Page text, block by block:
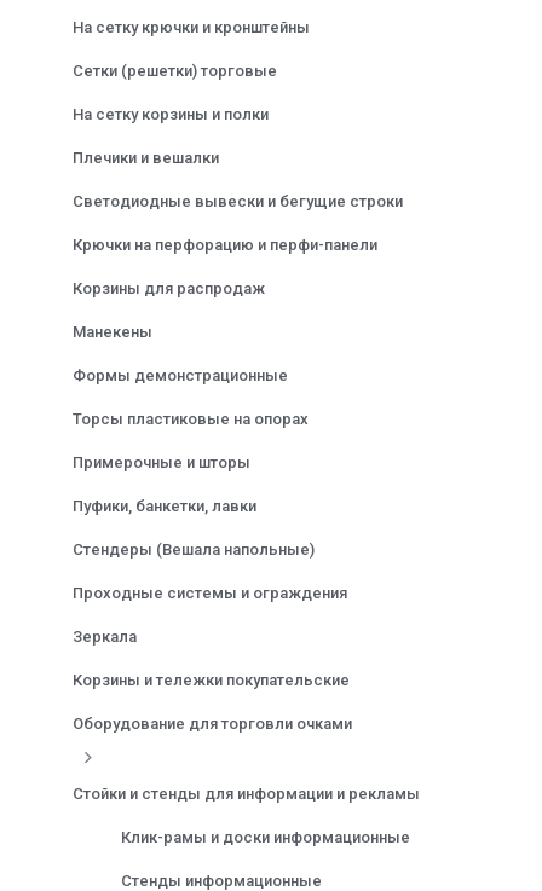
На сетку крючки и кронштейны
Сетки (решетки) торговые
На сетку корзины и полки
Плечики и вешалки
Светодиодные вывески и бегущие строки
Крючки на перфорацию и перфи-панели
Корзины для распродаж
Манекены
Формы демонстрационные
Торсы пластиковые на опорах
Примерочные и шторы
Пуфики, банкетки, лавки
Стендеры (Вешала напольные)
Проходные системы и ограждения
Зеркала
Корзины и тележки покупательские
Оборудование для торговли очками
Стойки и стенды для информации и рекламы
Клик-рамы и доски информационные
Стенды информационные